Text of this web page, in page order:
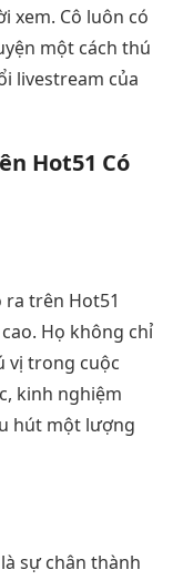
xem. Cô luôn có
một cách thú
livestream của
Hot51 Có
trên Hot51
Họ không chỉ
vị trong cuộc
kinh nghiệm
hút một lượng
sự chân thành